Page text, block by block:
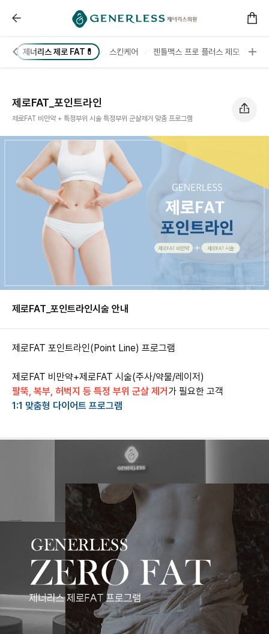
제로FAT_포인트라인 :: 제너리스의원 천호점 │천호피부
제너리스 제로 FAT💊 스킨케어 젠틀맥스 프로 플러스 제모 아
제로FAT_포인트라인
제로FAT 비만약 + 특정부위 시술 특정부위 군살제거 맞춤 프로그램
제로FAT_포인트라인시술 안내
제로FAT 포인트라인(Point Line) 프로그램
팔뚝, 복부, 허벅지 등 특정 부위 군살 제거
1:1 맞춤형 다이어트 프로그램